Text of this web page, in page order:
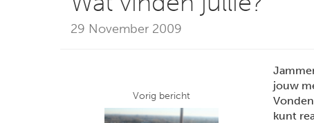
29 November 2009
jouw
kunt
Vorig bericht